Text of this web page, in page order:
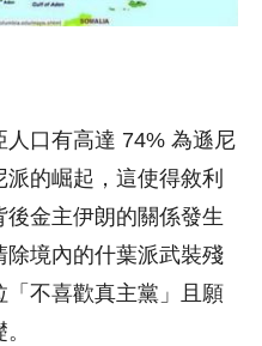
口有高達 74% 為遜尼
的崛起，這使得敘利
金主伊朗的關係發生
境內的什葉派武裝殘
不喜歡真主黨」且願